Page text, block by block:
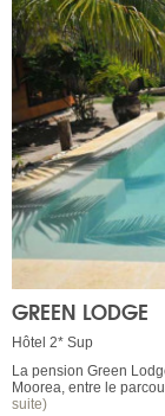
GREEN LODGE
Hôtel 2* Sup
La pension Green
Moorea, entre le
suite)